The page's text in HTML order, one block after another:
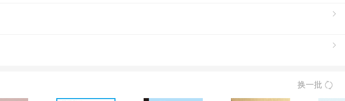
换一批